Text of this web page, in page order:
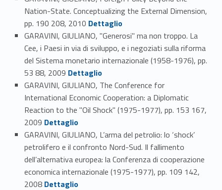
Nation-State. Conceptualizing the External Dimension,
pp. 190 208, 2010 Link identifier #identifier_person_57790-51
Dettaglio
GARAVINI, GIULIANO, "Generosi" ma non troppo. La
Cee, i Paesi in via di sviluppo, e i negoziati sulla riforma
del Sistema monetario internazionale (1958-1976), pp.
53 88, 2009 Link identifier #identifier_person_17541-52
Dettaglio
GARAVINI, GIULIANO, The Conference for
International Economic Cooperation: a Diplomatic
Reaction to the "Oil Shock" (1975-1977), pp. 153 167,
2009 Link identifier #identifier_person_8792-53
Dettaglio
GARAVINI, GIULIANO, L’arma del petrolio: lo ‘shock’
petrolifero e il confronto Nord-Sud. Il fallimento
dell’alternativa europea: la Conferenza di cooperazione
economica internazionale (1975-1977), pp. 109 142,
2008 Link identifier #identifier_person_137585-54
Dettaglio